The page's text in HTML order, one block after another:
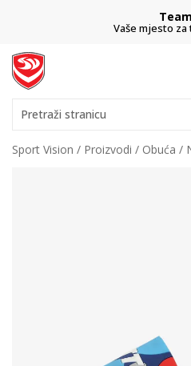
Team
Vaše mjesto za
Pretraži stranicu
Sport Vision Proizvodi Obuća